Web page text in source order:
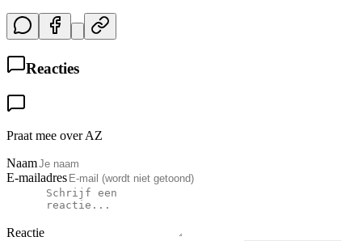
Reacties
Praat mee over AZ
Naam
E-mailadres
Reactie